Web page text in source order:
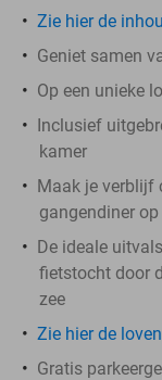
Zie hier de
Geniet samen
Op een unieke
Inclusief
kamer
Maak je verblijf
gangendiner
De ideale
fietstocht door
zee
Zie hier de
Gratis